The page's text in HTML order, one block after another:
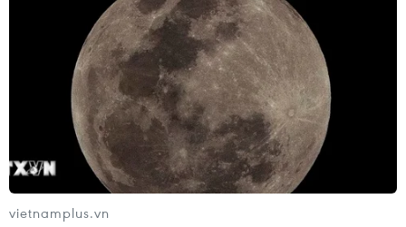
vietnamplus.vn